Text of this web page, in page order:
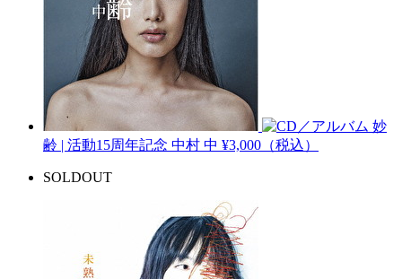
妙
齢 | 活動15周年記念 中村 中 ¥3,000（税込）
SOLDOUT